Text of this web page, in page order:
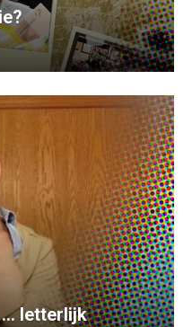
… letterlijk